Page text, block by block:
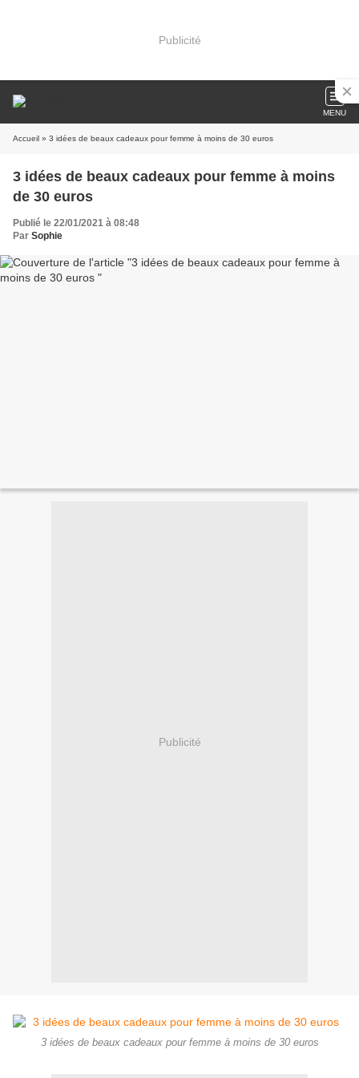
Publicité
MENU
Accueil » 3 idées de beaux cadeaux pour femme à moins de 30 euros
3 idées de beaux cadeaux pour femme à moins
de 30 euros
Publié le 22/01/2021 à 08:48
Par Sophie
Publicité
3 idées de beaux cadeaux pour femme à moins de 30 euros